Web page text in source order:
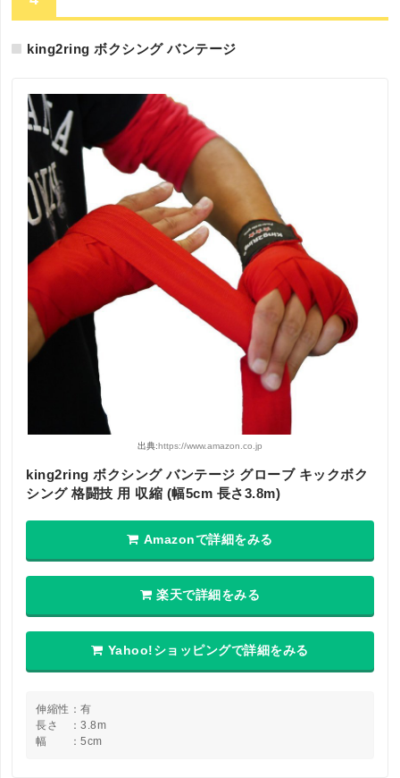
king2ring ボクシング バンテージ
出典:https://www.amazon.co.jp
king2ring ボクシング バンテージ グローブ キックボク
シング 格闘技 用 収縮 (幅5cm 長さ3.8m)
Amazonで詳細をみる
楽天で詳細をみる
Yahoo!ショッピングで詳細をみる
伸縮性：有
長さ ：3.8m
幅 ：5cm